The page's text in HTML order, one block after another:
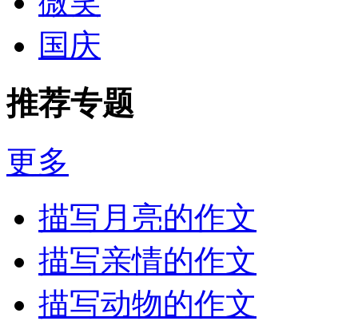
国庆
推荐专题
更多
描写月亮的作文
描写亲情的作文
描写动物的作文